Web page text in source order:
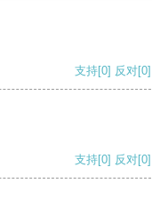
支持[0] 反对[0]
支持[0] 反对[0]